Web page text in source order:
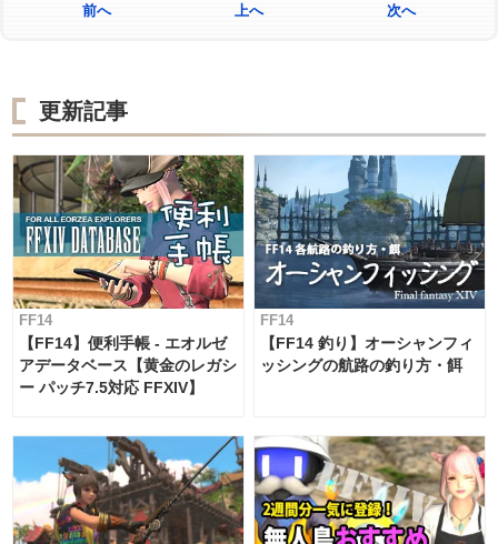
前へ 上へ 次へ
更新記事
FF14
【FF14】便利手帳 - エオルゼ
アデータベース【黄金のレガシ
ー パッチ7.5対応 FFXIV】
FF14
【FF14 釣り】オーシャンフィ
ッシングの航路の釣り方・餌